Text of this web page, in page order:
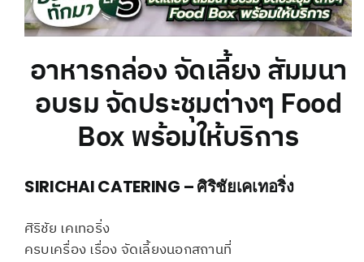
อาหารกล่อง จัดเลี้ยง สัมมนา
อบรม จัดประชุมต่างๆ Food
Box พร้อมให้บริการ
SIRICHAI CATERING – ศิริชัยเคเทอริ่ง
ศิริชัย เคเทอริ่ง
ครบเครื่อง เรื่อง จัดเลี้ยงนอกสถานที่